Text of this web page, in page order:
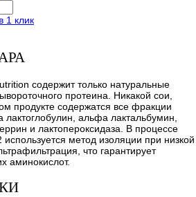
1 клик
содержит только натуральные
протеина. Никакой сои,
продукте содержатся все фракции
лактоглобулин, альфа лактальбумин,
и лактопероксидаза. В процессе
используется метод изоляции при низкой
что гарантирует
аминокислот.